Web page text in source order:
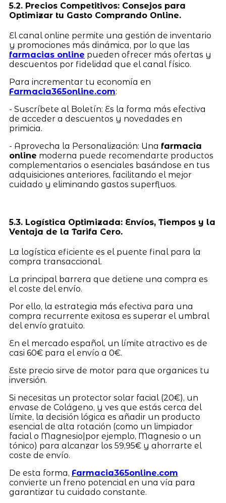
5.2. Precios Competitivos: Consejos para
Optimizar tu Gasto Comprando Online.
El canal online permite una gestión de inventario
y promociones más dinámica, por lo que las
farmacias online pueden ofrecer más ofertas y
descuentos por fidelidad que el canal físico.
Para incrementar tu economía en
Farmacia365online.com:
- Suscríbete al Boletín: Es la forma más efectiva
de acceder a descuentos y novedades en
primicia.
- Aprovecha la Personalización: Una farmacia
online moderna puede recomendarte productos
complementarios o esenciales basándose en tus
adquisiciones anteriores, facilitando el mejor
cuidado y eliminando gastos superfluos.
5.3. Logística Optimizada: Envíos, Tiempos y la
Ventaja de la Tarifa Cero.
La logística eficiente es el puente final para la
compra transaccional.
La principal barrera que detiene una compra es
el coste del envío.
Por ello, la estrategia más efectiva para una
compra recurrente exitosa es superar el umbral
del envío gratuito.
En el mercado español, un límite atractivo es de
casi 60€ para el envío a 0€.
Este precio sirve de motor para que organices tu
inversión.
Si necesitas un protector solar facial (20€), un
envase de Colágeno, y ves que estás cerca del
límite, la decisión lógica es añadir un producto
esencial de alta rotación (como un limpiador
facial o Magnesio|por ejemplo, Magnesio o un
tónico) para alcanzar los 59,95€ y ahorrarte el
coste de envío.
De esta forma, Farmacia365online.com
convierte un freno potencial en una vía para
garantizar tu cuidado constante.